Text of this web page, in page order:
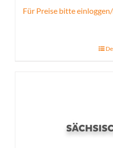
Für Preise bitte